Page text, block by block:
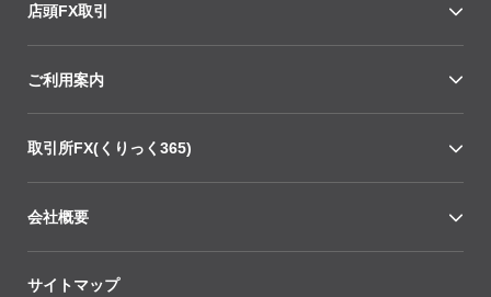
店頭FX取引
ご利用案内
取引所FX(くりっく365)
会社概要
サイトマップ